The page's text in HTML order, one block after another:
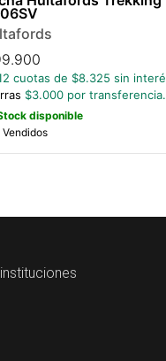
cuotas de $8.325 sin
$3.000por transferencia.
disponible